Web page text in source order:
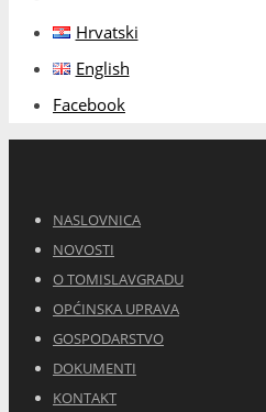
Hrvatski
English
Facebook
NASLOVNICA
NOVOSTI
O TOMISLAVGRADU
OPĆINSKA UPRAVA
GOSPODARSTVO
DOKUMENTI
KONTAKT